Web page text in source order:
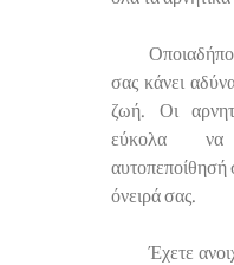
σας κάνει
ζωή. Οι
εύκολα να
αυτοπεποίθησή
όνειρά σας.
Έχετε